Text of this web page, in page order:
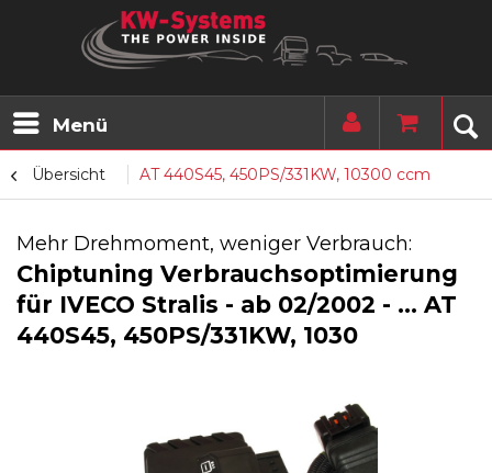
Menü
Übersicht AT 440S45, 450PS/331KW, 10300 ccm
Mehr Drehmoment, weniger Verbrauch:
Chiptuning Verbrauchsoptimierung
für IVECO Stralis - ab 02/2002 - ... AT
440S45, 450PS/331KW, 1030